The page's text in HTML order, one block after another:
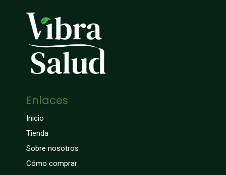
Enlaces
Inicio
Tienda
Sobre nosotros
Cómo comprar